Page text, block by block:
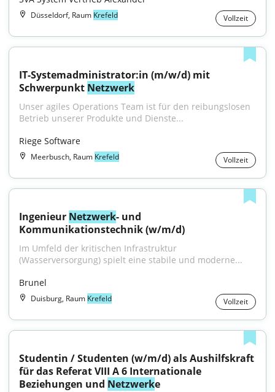
Düsseldorf, Raum Krefeld Vollzeit
IT-Systemadministrator:in (m/w/d) mit
Schwerpunkt Netzwerk
Unser agiles Operations Team ist für den reibungslosen
Betrieb unserer Produkte und Dienste...
Riege Software
Meerbusch, Raum Krefeld Vollzeit
Ingenieur Netzwerk- und
Kommunikationstechnik (w/m/d)
Im Umfeld der kritischen Infrastruktur
(Wasserversorgung) spielt eine stabile und moderne...
Brunel
Duisburg, Raum Krefeld Vollzeit
Studentin / Studenten (w/m/d) als Aushilfskraft
für das Referat VIII A 6 Internationale
Beziehungen und Netzwerke